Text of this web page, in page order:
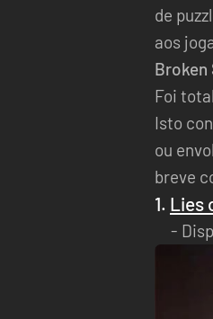
de
aos
Broken
Foi
Isto
ou
breve
1. Lies